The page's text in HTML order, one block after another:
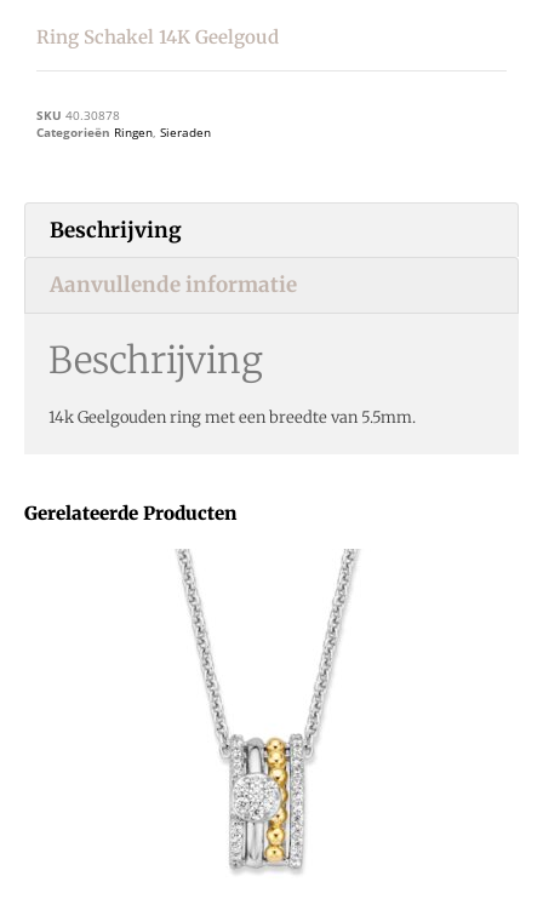
Gerelateerde Producten
Ring Schakel 14K Geelgoud
SKU 40.30878
Categorieën Ringen, Sieraden
Beschrijving
Aanvullende informatie
Beschrijving
14k Geelgouden ring met een breedte van 5.5mm.